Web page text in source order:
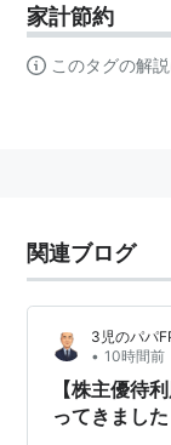
家計節約
このタグの解
関連ブログ
3児のパパ
• 10時間前
【株主優待
ってきました